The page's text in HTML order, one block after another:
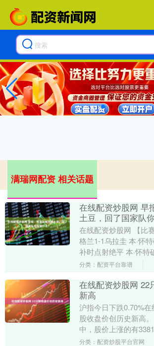
满瑞网配资 相关话题
在线配资炒股网 早
土豆，回了国家队
在线配资炒股网 【比
格兰1-1乌拉圭 本·怀
补时点射绝平 本·怀特
德补时点射绝平。最终
分类：配资平台靠谱
在线配资炒股网 22
新高
沪指今日下跌0.70%
股收盘价创历史新高
中，股价上涨的有
下跌的有1772只，占
分类：配资炒股平台官网